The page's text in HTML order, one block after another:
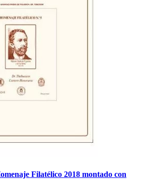
Filatélico 2018 montado con